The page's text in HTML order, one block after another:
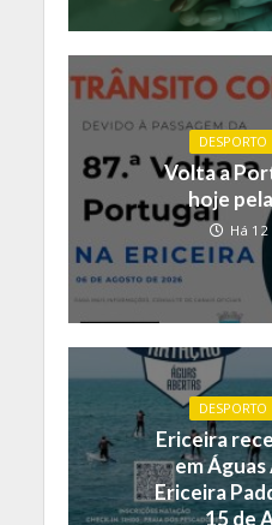
DESPORTO
Volta a
hoje
Há
DESPORTO
Ericeira
em
Ericeira
15 de